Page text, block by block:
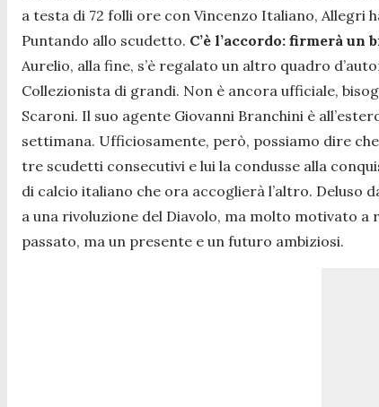
a testa di 72 folli ore con Vincenzo Italiano, Allegri
Puntando allo scudetto. C’è l’accordo: firmerà
Aurelio, alla fine, s’è regalato un altro quadro
Collezionista di grandi. Non è ancora ufficiale,
Scaroni. Il suo agente Giovanni Branchini è
settimana. Ufficiosamente, però, possiamo dire
tre scudetti consecutivi e lui la condusse alla
di calcio italiano che ora accoglierà l’altro. Deluso
a una rivoluzione del Diavolo, ma molto motivato
passato, ma un presente e un futuro ambiziosi.